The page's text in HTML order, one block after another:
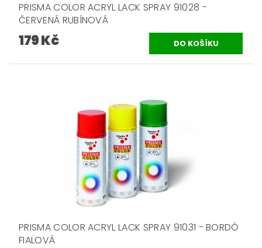
PRISMA COLOR ACRYL LACK SPRAY 91028 -
ČERVENÁ RUBÍNOVÁ
179 Kč
PRISMA COLOR ACRYL LACK SPRAY 91031 - BORDÓ
FIALOVÁ